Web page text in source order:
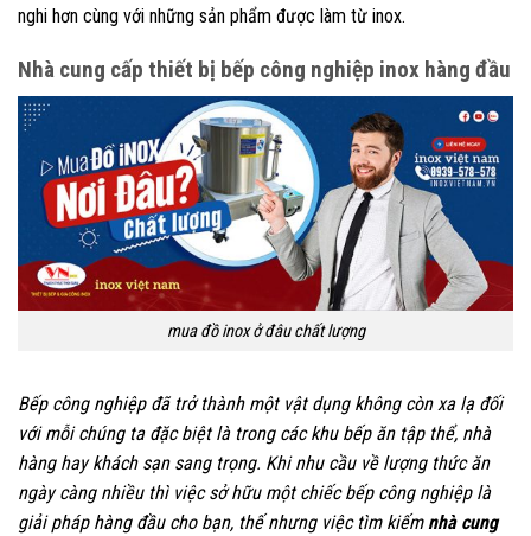
nghi hơn cùng với những sản phẩm được làm từ inox.
Nhà cung cấp thiết bị bếp công nghiệp inox hàng đầu
mua đồ inox ở đâu chất lượng
Bếp công nghiệp đã trở thành một vật dụng không còn xa lạ đối
với mỗi chúng ta đặc biệt là trong các khu bếp ăn tập thể, nhà
hàng hay khách sạn sang trọng. Khi nhu cầu về lượng thức ăn
ngày càng nhiều thì việc sở hữu một chiếc bếp công nghiệp là
giải pháp hàng đầu cho bạn, thế nhưng việc tìm kiếmnhà cung